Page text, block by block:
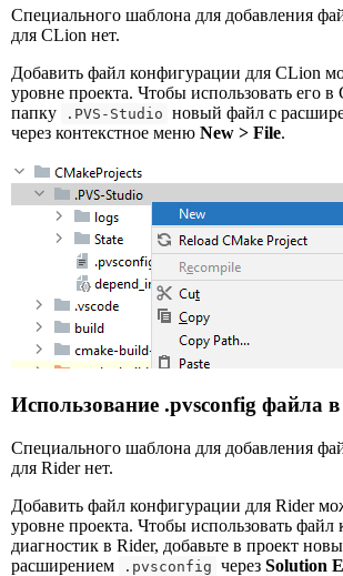
Специального шаблона для добавления
для CLion нет.
Добавить файл конфигурации для CLion
уровне проекта. Чтобы использовать его в
папку
.PVS-Studio новый файл с
через контекстное меню New > File.
Использование .pvsconfig файла
Специального шаблона для добавления
для Rider нет.
Добавить файл конфигурации для Rider
уровне проекта. Чтобы использовать файл
диагностик в Rider, добавьте в проект
расширением
.pvsconfig через Solution